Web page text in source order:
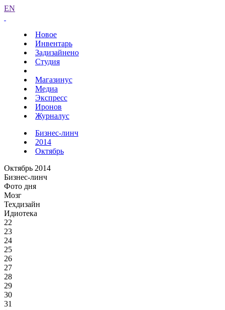
EN
Новое
Инвентарь
Задизайнено
Студия
Магазинус
Медиа
Экспресс
Иронов
Журналус
Бизнес-линч
2014
Октябрь
Октябрь 2014
Бизнес-линч
Фото дня
Мозг
Техдизайн
Идиотека
22
23
24
25
26
27
28
29
30
31